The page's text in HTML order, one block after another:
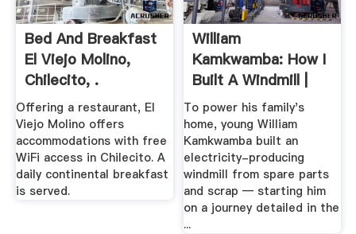
Bed And Breakfast
El Viejo Molino,
Chilecito, .
Offering a restaurant, El
Viejo Molino offers
accommodations with free
WiFi access in Chilecito. A
daily continental breakfast
is served.
William
Kamkwamba: How I
Built A Windmill |
TED .
To power his family's
home, young William
Kamkwamba built an
electricity-producing
windmill from spare parts
and scrap — starting him
on a journey detailed in the
...